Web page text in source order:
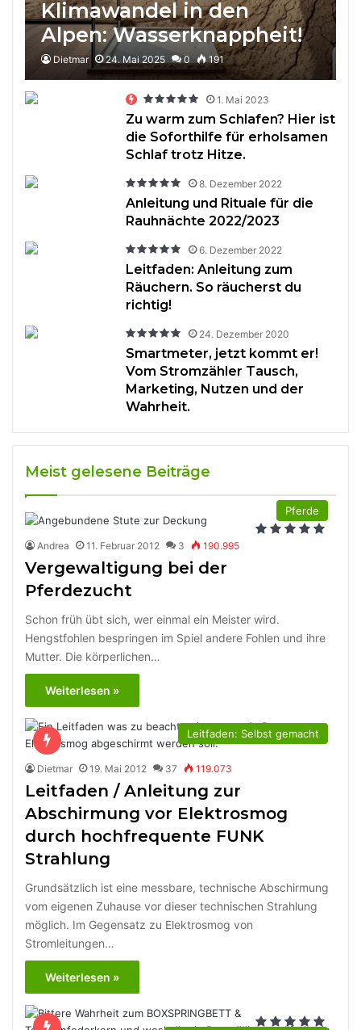
Klimawandel in den
Alpen: Wasserknappheit!
Dietmar 24. Mai 2025 0 191
1. Mai 2023
Zu warm zum Schlafen? Hier ist
die Soforthilfe für erholsamen
Schlaf trotz Hitze.
8. Dezember 2022
Anleitung und Rituale für die
Rauhnächte 2022/2023
6. Dezember 2022
Leitfaden: Anleitung zum
Räuchern. So räucherst du
richtig!
24. Dezember 2020
Smartmeter, jetzt kommt er!
Vom Stromzähler Tausch,
Marketing, Nutzen und der
Wahrheit.
Meist gelesene Beiträge
Pferde
Andrea 11. Februar 2012 3 190.995
Vergewaltigung bei der
Pferdezucht
Schon früh übt sich, wer einmal ein Meister wird.
Hengstfohlen bespringen im Spiel andere Fohlen und ihre
Mutter. Die körperlichen…
Weiterlesen »
Leitfaden: Selbst gemacht
Dietmar 19. Mai 2012 37 119.073
Leitfaden / Anleitung zur
Abschirmung vor Elektrosmog
durch hochfrequente FUNK
Strahlung
Grundsätzlich ist eine messbare, technische Abschirmung
vom eigenen Zuhause vor dieser technischen Strahlung
möglich. Im Gegensatz zu Elektrosmog von
Stromleitungen…
Weiterlesen »